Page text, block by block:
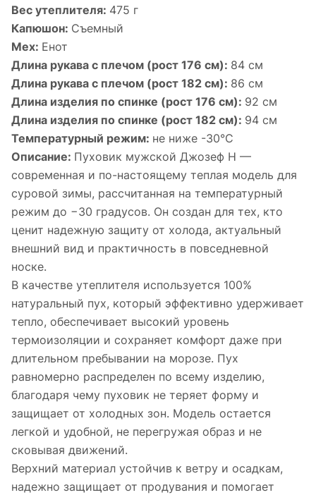
Вес утеплителя: 475 г
Капюшон: Съемный
Мех: Енот
Длина рукава с плечом (рост 176 см): 84 см
Длина рукава с плечом (рост 182 см): 86 см
Длина изделия по спинке (рост 176 см): 92 см
Длина изделия по спинке (рост 182 см): 94 см
Температурный режим: не ниже -30°С
Описание: Пуховик мужской Джозеф Н —
современная и по-настоящему теплая модель для
суровой зимы, рассчитанная на температурный
режим до −30 градусов. Он создан для тех, кто
ценит надежную защиту от холода, актуальный
внешний вид и практичность в повседневной
носке.
В качестве утеплителя используется 100%
натуральный пух, который эффективно удерживает
тепло, обеспечивает высокий уровень
термоизоляции и сохраняет комфорт даже при
длительном пребывании на морозе. Пух
равномерно распределен по всему изделию,
благодаря чему пуховик не теряет форму и
защищает от холодных зон. Модель остается
легкой и удобной, не перегружая образ и не
сковывая движений.
Верхний материал устойчив к ветру и осадкам,
надежно защищает от продувания и помогает